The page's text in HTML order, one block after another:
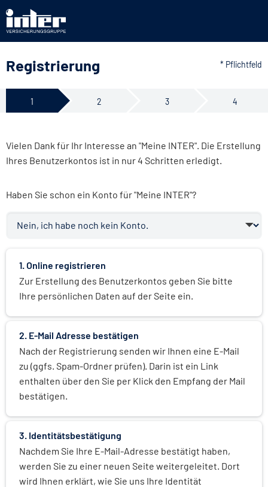
Registrierung * Pflichtfeld
1 2 3 4
Vielen Dank für Ihr Interesse an "Meine INTER". Die Erstellung
Ihres Benutzerkontos ist in nur 4 Schritten erledigt.
Haben Sie schon ein Konto für "Meine INTER"?
1. Online registrieren
Zur Erstellung des Benutzerkontos geben Sie bitte
Ihre persönlichen Daten auf der Seite ein.
2. E-Mail Adresse bestätigen
Nach der Registrierung senden wir Ihnen eine E-Mail
zu (ggfs. Spam-Ordner prüfen). Darin ist ein Link
enthalten über den Sie per Klick den Empfang der Mail
bestätigen.
3. Identitätsbestätigung
Nachdem Sie Ihre E-Mail-Adresse bestätigt haben,
werden Sie zu einer neuen Seite weitergeleitet. Dort
wird Ihnen erklärt, wie Sie uns Ihre Identität